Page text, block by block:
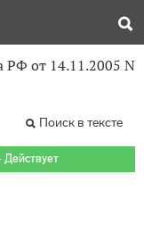
РФ от 14.11.2005 N
Поиск в тексте
Действует